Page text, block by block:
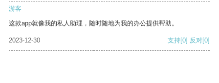
游客
这款app就像我的私人助理，随时随地为我的办公提供帮助。
2023-12-30 支持[0] 反对[0]